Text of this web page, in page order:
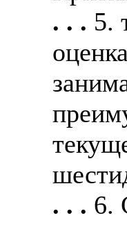
. . . 5.
. . . 6.